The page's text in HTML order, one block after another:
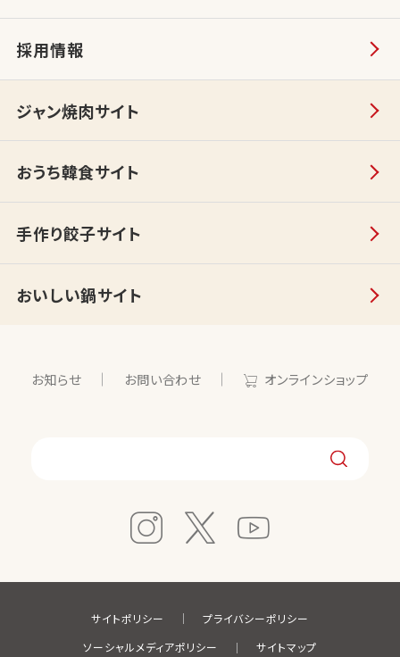
採用情報
ジャン焼肉サイト
おうち韓食サイト
手作り餃子サイト
おいしい鍋サイト
お知らせ お問い合わせ オンラインショップ
サイトポリシー
プライバシーポリシー
ソーシャルメディアポリシー
サイトマップ